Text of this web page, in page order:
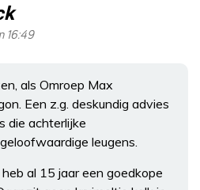
16:49
als Omroep Max
Een z.g. deskundig advies
die achterlijke
leugens.
al 15 jaar een goedkope